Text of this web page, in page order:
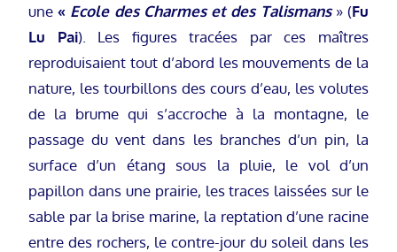
une« Ecole des Charmes et des Talismans» (Fu
Lu Pai). Les figures tracées par ces maîtres
reproduisaient tout d’abord les mouvements de la
nature, les tourbillons des cours d’eau, les volutes
de la brume qui s’accroche à la montagne, le
passage du vent dans les branches d’un pin, la
surface d’un étang sous la pluie, le vol d’un
papillon dans une prairie, les traces laissées sur le
sable par la brise marine, la reptation d’une racine
entre des rochers, le contre-jour du soleil dans les